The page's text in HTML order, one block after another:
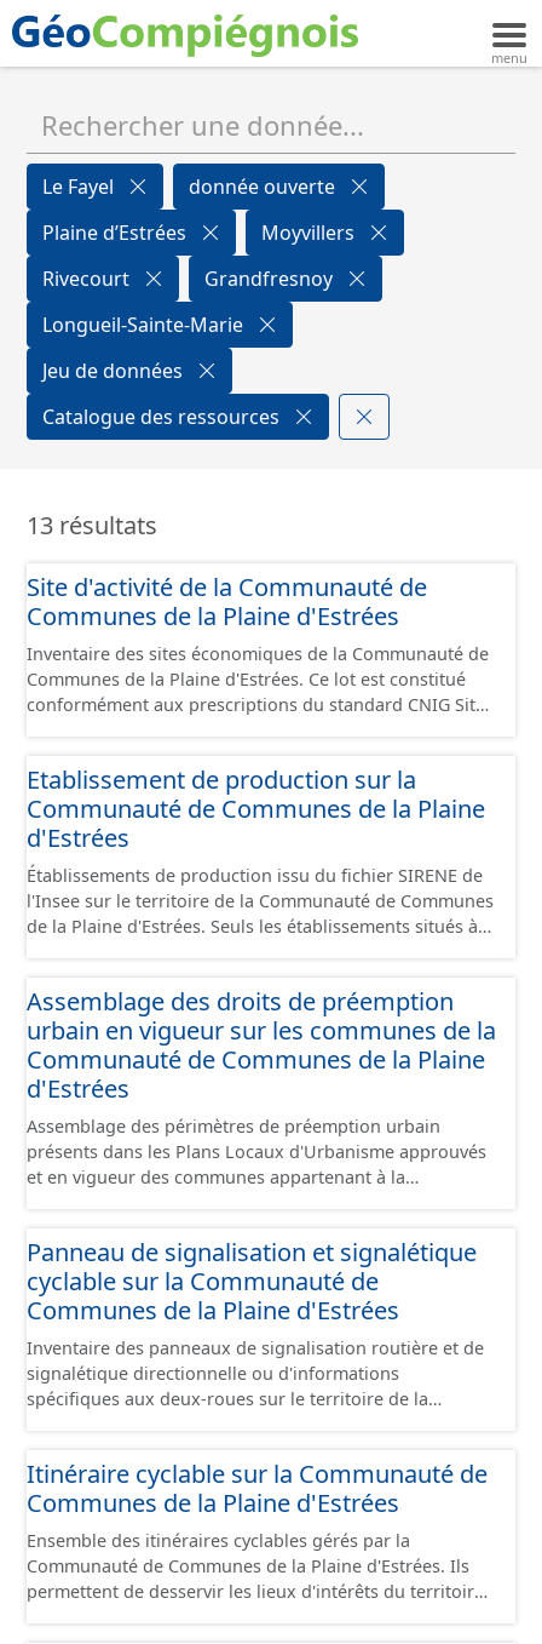
Le Fayel
donnée ouverte
Plaine d’Estrées
Moyvillers
Rivecourt
Grandfresnoy
Longueil-Sainte-Marie
Jeu de données
Catalogue des ressources
13 résultats
Site d'activité de la Communauté de
Communes de la Plaine d'Estrées
Inventaire des sites économiques de la Communauté de
Communes de la Plaine d'Estrées. Ce lot est constitué
conformément aux prescriptions du standard CNIG Sites
Etablissement de production sur la
Communauté de Communes de la Plaine
d'Estrées
Établissements de production issu du fichier SIRENE de
l'Insee sur le territoire de la Communauté de Communes
de la Plaine d'Estrées. Seuls les établissements situés à
conformément aux prescriptions du standard CNIG Sites
Économiques. Ce lot ne contient pas la référence aux
terrains à vocation économique à ce jour. Il est filtré au-
delà des prescriptions du CNIG se limitant aux SCI.
Assemblage des droits de préemption
urbain en vigueur sur les communes de la
Communauté de Communes de la Plaine
d'Estrées
Assemblage des périmètres de préemption urbain
présents dans les Plans Locaux d'Urbanisme approuvés
et en vigueur des communes appartenant à la
prescriptions nationales du CNIG. Malgré l'attention
portée à la création de ces données, il est rappelé que
seuls les documents papiers font foi et sont opposables
Panneau de signalisation et signalétique
cyclable sur la Communauté de
Communes de la Plaine d'Estrées
Inventaire des panneaux de signalisation routière et de
signalétique directionnelle ou d'informations
spécifiques aux deux-roues sur le territoire de la
en cours de réalisation. Cet inventaire est en cours, la
donnée n'est donc pas exhaustive.
Itinéraire cyclable sur la Communauté de
Communes de la Plaine d'Estrées
Ensemble des itinéraires cyclables gérés par la
Communauté de Communes de la Plaine d'Estrées. Ils
permettent de desservir les lieux d'intérêts du territoire